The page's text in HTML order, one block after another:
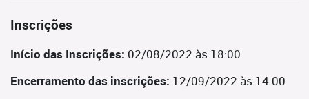
Inscrições
Início das Inscrições: 02/08/2022 às 18:00
Encerramento das inscrições: 12/09/2022 às 14:00